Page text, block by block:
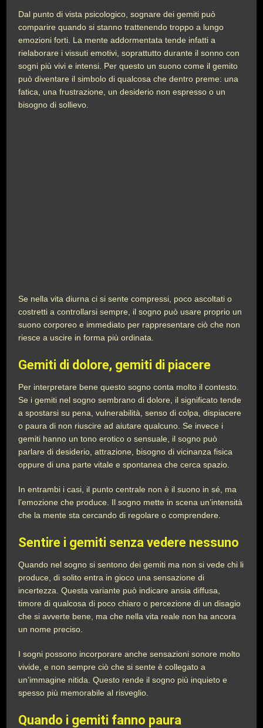
Dal punto di vista psicologico, sognare dei gemiti può
comparire quando si stanno trattenendo troppo a lungo
emozioni forti. La mente addormentata tende infatti a
rielaborare i vissuti emotivi, soprattutto durante il sonno con
sogni più vivi e intensi. Per questo un suono come il gemito
può diventare il simbolo di qualcosa che dentro preme: una
fatica, una frustrazione, un desiderio non espresso o un
bisogno di sollievo.
Se nella vita diurna ci si sente compressi, poco ascoltati o
costretti a controllarsi sempre, il sogno può usare proprio un
suono corporeo e immediato per rappresentare ciò che non
riesce a uscire in forma più ordinata.
Gemiti di dolore, gemiti di piacere
Per interpretare bene questo sogno conta molto il contesto.
Se i gemiti nel sogno sembrano di dolore, il significato tende
a spostarsi su pena, vulnerabilità, senso di colpa, dispiacere
o paura di non riuscire ad aiutare qualcuno. Se invece i
gemiti hanno un tono erotico o sensuale, il sogno può
parlare di desiderio, attrazione, bisogno di vicinanza fisica
oppure di una parte vitale e spontanea che cerca spazio.
In entrambi i casi, il punto centrale non è il suono in sé, ma
l’emozione che produce. Il sogno mette in scena un’intensità
che la mente sta cercando di regolare o comprendere.
Sentire i gemiti senza vedere nessuno
Quando nel sogno si sentono dei gemiti ma non si vede chi li
produce, di solito entra in gioco una sensazione di
incertezza. Questa variante può indicare ansia diffusa,
timore di qualcosa di poco chiaro o percezione di un disagio
che si avverte bene, ma che nella vita reale non ha ancora
un nome preciso.
I sogni possono incorporare anche sensazioni sonore molto
vivide, e non sempre ciò che si sente è collegato a
un’immagine nitida. Questo rende il sogno più inquieto e
spesso più memorabile al risveglio.
Quando i gemiti fanno paura